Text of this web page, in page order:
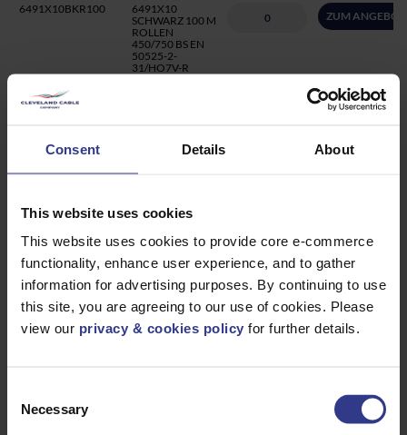
Consent Details About
This website uses cookies
This website uses cookies to provide core e-commerce
functionality, enhance user experience, and to gather
information for advertising purposes. By continuing to use
this site, you are agreeing to our use of cookies. Please
view our privacy & cookies policy for further details.
Selection
Necessary
6491X10BKR100
6491X10
SCHWARZ 100 M
ROLLEN
450/750 BS EN
50525-2-
31/HO7V-R
BASEC
ZUM
6491X10GYR100
31/HO7V-R
ZUM
HO7V-R
450/750V BS EN
100M REELS
6491X10BRR100
6491X10
BRAUN 100 M
ROLLEN
450/750 BS EN
50525-2-
ZUM